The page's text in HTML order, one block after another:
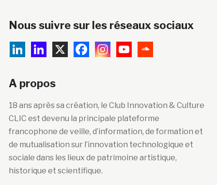
Nous suivre sur les réseaux sociaux
A propos
18 ans après sa création, le Club Innovation & Culture
CLIC est devenu la principale plateforme
francophone de veille, d’information, de formation et
de mutualisation sur l’innovation technologique et
sociale dans les lieux de patrimoine artistique,
historique et scientifique.